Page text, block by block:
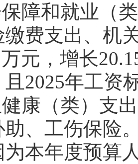
障和就业（
缴费支出、机
元，增长
且2025年工资
康（类）支
助、工伤保险
本年度预算